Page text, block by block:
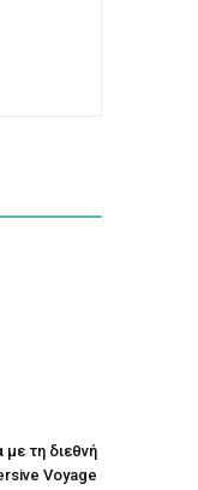
με τη διεθνή
Voyage